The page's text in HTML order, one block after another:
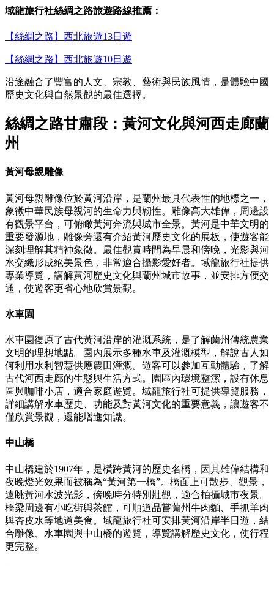
域龍旅行社絲綢之路旅遊路線推薦：
【絲綢之路】西北旅遊13日遊
【絲綢之路】西北旅遊10日遊
沿途融合了豐富的人文、宗教、藝術與民族風情，是體驗中國
歷史文化與自然景觀的最佳選擇。
絲綢之路甘肅段：黃河文化與河西走廊蘭
州
黃河母親雕像
黃河母親雕像位於黃河沿岸，是蘭州最具代表性的地標之一，
象徵中華民族母親河的生命力與韌性。雕像高大雄偉，周邊設
有觀景平台，可俯瞰黃河奔流與城市全景。黃河是中華文明的
重要發源地，雕像旁還有介紹黃河歷史文化的展板，使遊客能
深刻理解其精神象徵。最佳觀賞時間為早晨和傍晚，光影與河
水交織形成絕美景色，非常適合攝影愛好者。域龍旅行社提供
專業導覽，講解黃河歷史文化與蘭州城市故事，並安排方便交
通，使遊客更省心地欣賞景觀。
水車園
水車園復原了古代黃河沿岸的灌溉系統，是了解蘭州傳統農業
文明的理想地點。園內展示多種水車及灌溉模型，解說古人如
何利用水利智慧供應農田灌溉。遊客可以參加互動體驗，了解
古代河西走廊的生態與生活方式。園區內環境整潔，設有休息
區與咖啡小店，適合家庭遊覽。域龍旅行社可提供導覽服務，
詳細講解水車歷史、功能及對黃河文化的重要意義，讓遊客不
僅欣賞景觀，還能增進知識。
中山橋
中山橋建於1907年，是橫跨黃河的歷史名橋，因其雄偉結構和
夜晚燈光效果而被稱為“黃河第一橋”。橋面上可散步、觀景，
遠眺黃河水波光影，傍晚時分特別壯觀，適合拍攝城市夜景。
橋梁周邊有小吃街與茶館，可順道品嘗蘭州牛肉麵、手抓羊肉
與杏皮水等地道美食。域龍旅行社可安排黃河沿岸半日遊，結
合雕像、水車園與中山橋的遊覽，導覽講解歷史文化，使行程
更完整。